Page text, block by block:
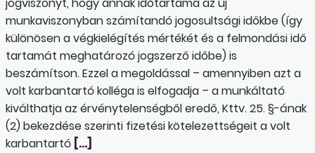
jogviszonyt, hogy annak időtartama az új
munkaviszonyban számítandó jogosultsági időkbe (így
különösen a végkielégítés mértékét és a felmondási idő
tartamát meghatározó jogszerző időbe) is
beszámítson. Ezzel a megoldással – amennyiben azt a
volt karbantartó kolléga is elfogadja – a munkáltató
kiválthatja az érvénytelenségből eredő, Kttv. 25. §-ának
(2) bekezdése szerinti fizetési kötelezettségeit a volt
karbantartó […]